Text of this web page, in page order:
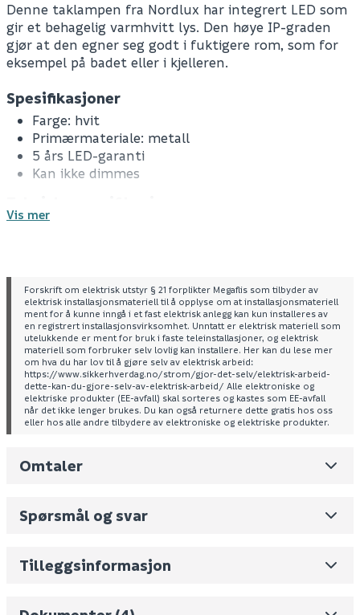
Denne taklampen fra Nordlux har integrert LED som
gir et behagelig varmhvitt lys. Den høye IP-graden
gjør at den egner seg godt i fuktigere rom, som for
eksempel på badet eller i kjelleren.
Spesifikasjoner
Farge: hvit
Primærmateriale: metall
5 års LED-garanti
Kan ikke dimmes
Spenning: 220 - 240 V
LED: 8 W
IP-grad: IP44
Mål (H x L x B): 8 x 25 x 25 cm
Vis mer
Forskrift om elektrisk utstyr § 21 forplikter Megaflis som tilbyder av
elektrisk installasjonsmateriell til å opplyse om at installasjonsmateriell
ment for å kunne inngå i et fast elektrisk anlegg kan kun installeres av
en registrert installasjonsvirksomhet. Unntatt er elektrisk materiell som
utelukkende er ment for bruk i faste teleinstallasjoner, og elektrisk
materiell som forbruker selv lovlig kan installere. Her kan du lese mer
om hva du har lov til å gjøre selv av elektrisk arbeid:
https://www.sikkerhverdag.no/strom/gjor-det-selv/elektrisk-arbeid-
dette-kan-du-gjore-selv-av-elektrisk-arbeid/ Alle elektroniske og
elektriske produkter (EE-avfall) skal sorteres og kastes som EE-avfall
når det ikke lenger brukes. Du kan også returnere dette gratis hos oss
eller hos alle andre tilbydere av elektroniske og elektriske produkter.
Omtaler
Spørsmål og svar
Tilleggsinformasjon
Nobb No 0
Energiklasse E
Monteringsveiledning
FDV